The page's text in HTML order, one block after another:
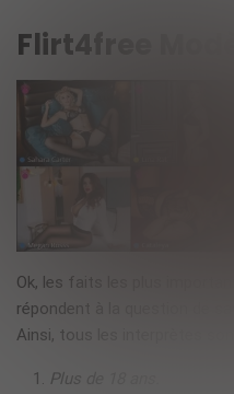
Flirt4free
Ok, les faits les plus
répondent à la question de
Ainsi, tous les interprètes sont
Plus de 18 ans.